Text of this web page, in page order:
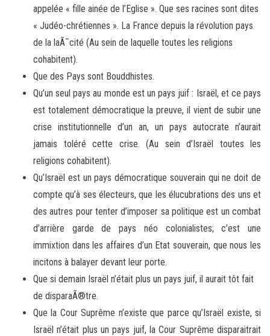
appelée « fille ainée de l’Eglise ». Que ses racines sont dites
« Judéo-chrétiennes ». La France depuis la révolution pays
de la laÃ¯cité (Au sein de laquelle toutes les religions
cohabitent).
Que des Pays sont Bouddhistes.
Qu’un seul pays au monde est un pays juif : Israël, et ce pays
est totalement démocratique la preuve, il vient de subir une
crise institutionnelle d’un an, un pays autocrate n’aurait
jamais toléré cette crise. (Au sein d’Israël toutes les
religions cohabitent).
Qu’Israël est un pays démocratique souverain qui ne doit de
compte qu’à ses électeurs, que les élucubrations des uns et
des autres pour tenter d’imposer sa politique est un combat
d’arrière garde de pays néo colonialistes; c’est une
immixtion dans les affaires d’un Etat souverain, que nous les
incitons à balayer devant leur porte.
Que si demain Israël n’était plus un pays juif, il aurait tôt fait
de disparaÃ®tre.
Que la Cour Suprême n’existe que parce qu’Israël existe, si
Israël n’était plus un pays juif, la Cour Suprême disparaitrait